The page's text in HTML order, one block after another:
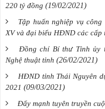
220 tỷ đồng (19/02/2021)
Tập huấn nghiệp vụ
XV và đại biểu HĐND các cấp
Đồng chí Bí thư Tỉnh ủy
Nghệ thuật tỉnh (26/02/2021)
HĐND tỉnh Thái Nguyên
2021 (09/03/2021)
Đẩy mạnh tuyên truyền